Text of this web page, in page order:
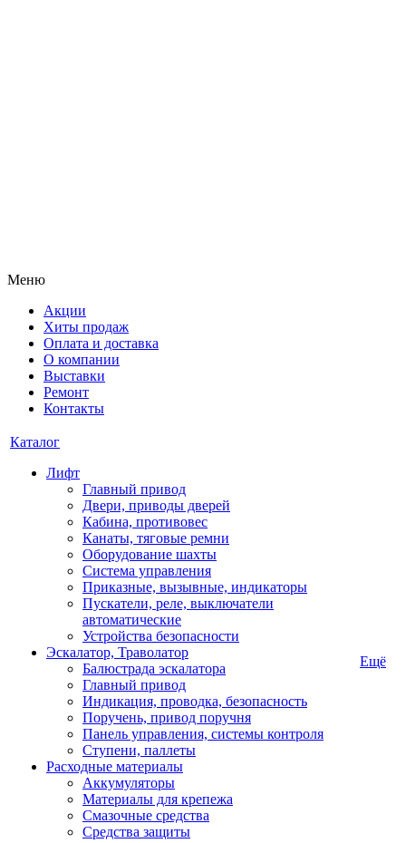
Меню
Акции
Хиты продаж
Оплата и доставка
О компании
Выставки
Ремонт
Контакты
Каталог
Лифт
Главный привод
Двери, приводы дверей
Кабина, противовес
Канаты, тяговые ремни
Оборудование шахты
Система управления
Приказные, вызывные, индикаторы
Пускатели, реле, выключатели
автоматические
Устройства безопасности
Эскалатор, Траволатор
Балюстрада эскалатора
Главный привод
Индикация, проводка, безопасность
Поручень, привод поручня
Панель управления, системы контроля
Ступени, паллеты
Расходные материалы
Аккумуляторы
Материалы для крепежа
Смазочные средства
Средства защиты
Ещё